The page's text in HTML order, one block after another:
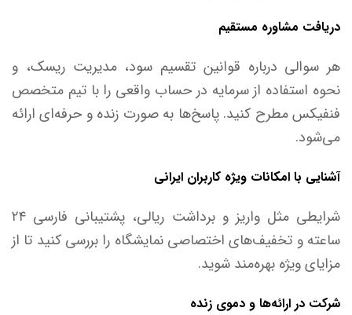
دریافت مشاوره مستقیم
هر سوالی درباره قوانین تقسیم سود، مدیریت ریسک، و
نحوه استفاده از سرمایه در حساب واقعی را با تیم متخصص
فنفیکس مطرح کنید. پاسخ‌ها به صورت زنده و حرفه‌ای ارائه
می‌شود.
آشنایی با امکانات ویژه کاربران ایرانی
شرایطی مثل واریز و برداشت ریالی، پشتیبانی فارسی ۲۴
ساعته و تخفیف‌های اختصاصی نمایشگاه را بررسی کنید تا از
مزایای ویژه بهره‌مند شوید.
شرکت در ارائه‌ها و دموی زنده